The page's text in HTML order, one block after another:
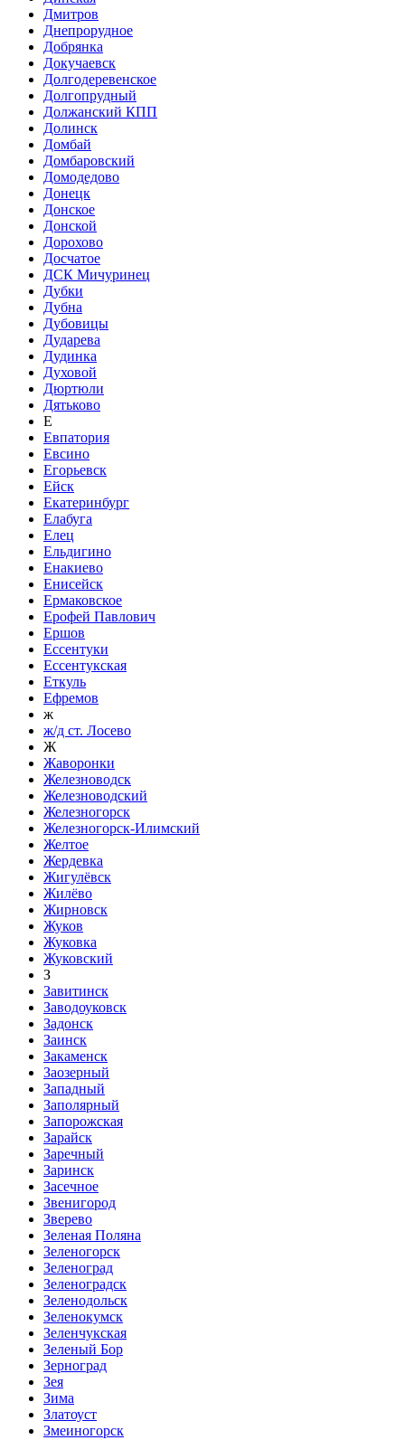
Дмитров
Днепрорудное
Добрянка
Докучаевск
Долгодеревенское
Долгопрудный
Должанский КПП
Долинск
Домбай
Домбаровский
Домодедово
Донецк
Донское
Донской
Дорохово
Досчатое
ДСК Мичуринец
Дубки
Дубна
Дубовицы
Дударева
Дудинка
Духовой
Дюртюли
Дятьково
Е
Евпатория
Евсино
Егорьевск
Ейск
Екатеринбург
Елабуга
Елец
Ельдигино
Енакиево
Енисейск
Ермаковское
Ерофей Павлович
Ершов
Ессентуки
Ессентукская
Еткуль
Ефремов
ж
ж/д ст. Лосево
Ж
Жаворонки
Железноводск
Железноводский
Железногорск
Железногорск-Илимский
Желтое
Жердевка
Жигулёвск
Жилёво
Жирновск
Жуков
Жуковка
Жуковский
З
Завитинск
Заводоуковск
Задонск
Заинск
Закаменск
Заозерный
Западный
Заполярный
Запорожская
Зарайск
Заречный
Заринск
Засечное
Звенигород
Зверево
Зеленая Поляна
Зеленогорск
Зеленоград
Зеленоградск
Зеленодольск
Зеленокумск
Зеленчукская
Зеленый Бор
Зерноград
Зея
Зима
Златоуст
Змеиногорск